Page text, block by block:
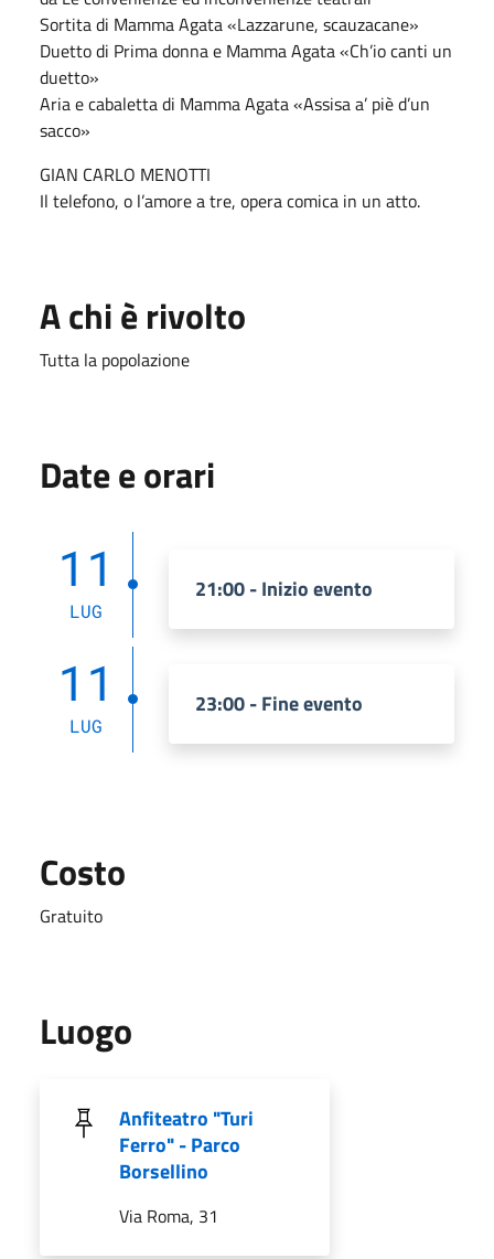
Sortita di Mamma Agata «Lazzarune, scauzacane»
Duetto di Prima donna e Mamma Agata «Ch’io canti un
duetto»
Aria e cabaletta di Mamma Agata «Assisa a’ piè d’un
sacco»
GIAN CARLO MENOTTI
Il telefono, o l’amore a tre, opera comica in un atto.
A chi è rivolto
Tutta la popolazione
Date e orari
11
LUG
21:00 - Inizio evento
11
LUG
23:00 - Fine evento
Costo
Gratuito
Luogo
Anfiteatro "Turi
Ferro" - Parco
Borsellino
Via Roma, 31